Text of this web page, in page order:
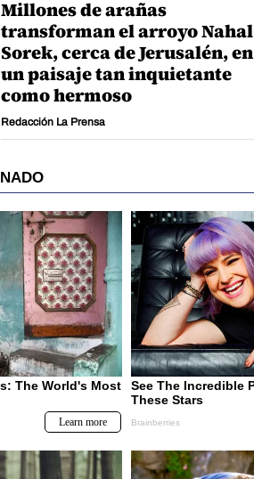
Millones de arañas
transforman el arroyo Nahal
Sorek, cerca de Jerusalén, en
un paisaje tan inquietante
como hermoso
Redacción La Prensa